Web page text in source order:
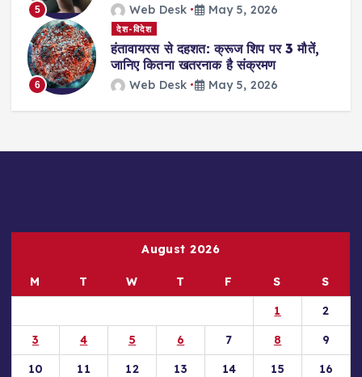
5 Web Desk May 5, 2026
6
देश-विदेश
हंतावायरस से दहशत: क्रूज शिप पर 3 मौतें,
जानिए कितना खतरनाक है संक्रमण
Web Desk May 5, 2026
August 2026
M T W T F S
S
1
2
3
4 5 6 7 8
9
10
11 12 13 14 15
16